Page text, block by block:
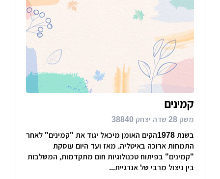
קמינים
משק 28 שדה יצחק 38840
בשנת 1978הקים האומן מיכאל יגוד את "קמינים" לאחר
התמחות ארוכה באיטליה. מאז ועד היום עוסקת
"קמינים" בפיתוח טכנולוגיות חום מתקדמות, המשלבות
בין ניצול מרבי של אנרגיית...